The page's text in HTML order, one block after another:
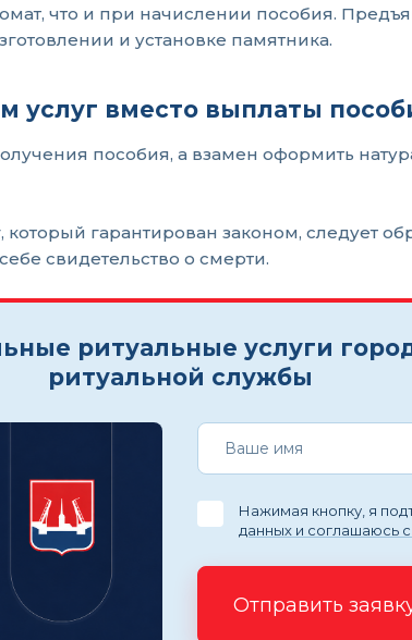
что и при начислении пособия.
и установке памятника.
услуг вместо выплаты
пособия, а взамен оформить
гарантирован законом, следует
свидетельство о смерти.
ритуальные услуги
ритуальной службы
Нажимая кнопку, я
данных и соглашаюсь
Отправить